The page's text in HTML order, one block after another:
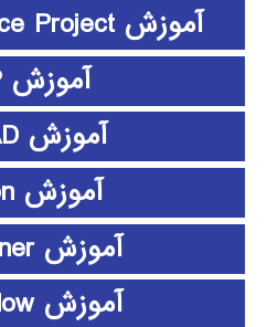
آموزش Microsoft Office Project
آموزش PHP
آموزش PSCAD
آموزش python
آموزش rapidminer
آموزش ShowFlow